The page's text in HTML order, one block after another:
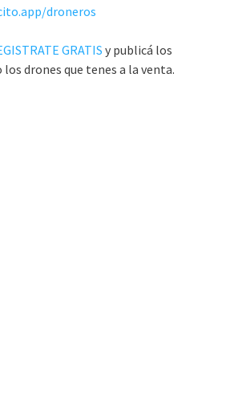
droneros
GRATIS y publicá los
drones que tenes a la venta.